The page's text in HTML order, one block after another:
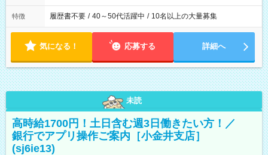
特徴 履歴書不要 / 40～50代活躍中 / 10名以上の大量募集
気になる！ 応募する 詳細へ
未読
高時給1700円！土日含む週3日働きたい方！／
銀行でアプリ操作ご案内［小金井支店］
(sj6ie13)